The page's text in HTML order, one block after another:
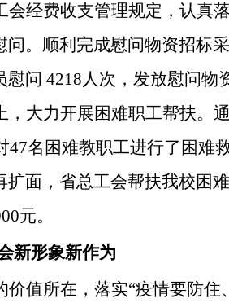
经费收支管理规定，认真
。顺利完成慰问物资招标
慰问 4218人次，发放慰问物
大力开展困难职工帮扶。
47名困难教职工进行了困难
面，省总工会帮扶我校困
元。
新形象新作为
价值所在，落实“疫情要防住